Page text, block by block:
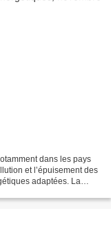
dans les pays
et l’épuisement des
adaptées. La